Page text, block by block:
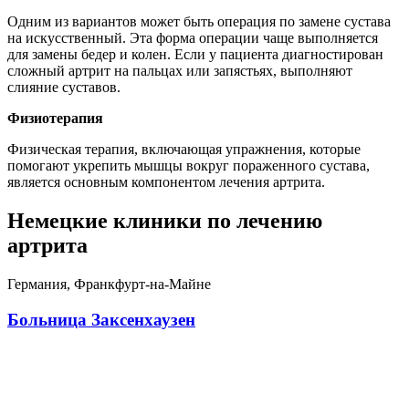
Одним из вариантов может быть операция по замене сустава
на искусственный. Эта форма операции чаще выполняется
для замены бедер и колен. Если у пациента диагностирован
сложный артрит на пальцах или запястьях, выполняют
слияние суставов.
Физиотерапия
Физическая терапия, включающая упражнения, которые
помогают укрепить мышцы вокруг пораженного сустава,
является основным компонентом лечения артрита.
Немецкие клиники по лечению
артрита
Германия, Франкфурт-на-Майне
Больница Заксенхаузен